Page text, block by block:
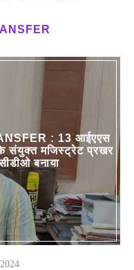
: 13 आईएएस
संयुक्त मजिस्ट्रेट प्रखर
बनाया